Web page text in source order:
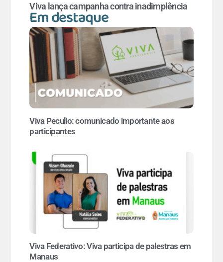
Viva lança campanha contra inadimplência
Em destaque
Viva Peculio: comunicado importante aos
participantes
Viva Federativo: Viva participa de palestras em
Manaus